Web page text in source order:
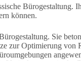
Bürogestaltung.
können.
Sie
zur Optimierung von